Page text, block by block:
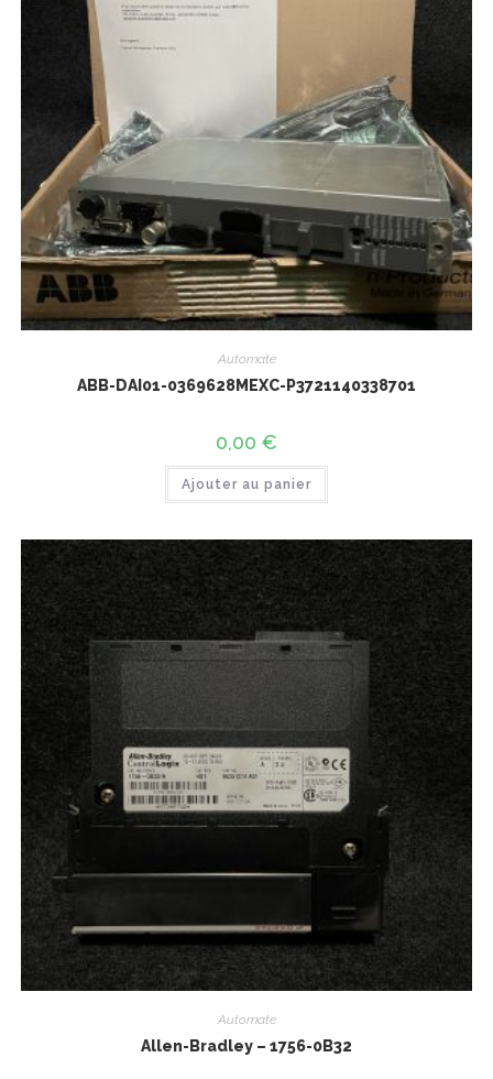
Automate
ABB-DAI01-0369628MEXC-P3721140338701
0,00 €
Ajouter au panier
Automate
Allen-Bradley – 1756-0B32